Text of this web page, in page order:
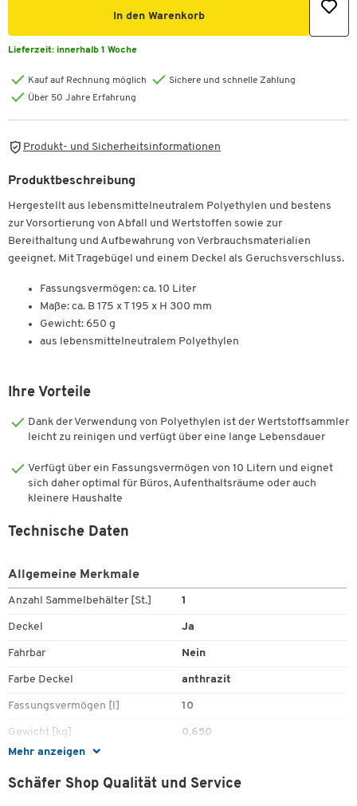
In den Warenkorb
Lieferzeit: innerhalb 1 Woche
Kauf auf Rechnung möglich
Sichere und schnelle Zahlung
Über 50 Jahre Erfahrung
Produkt- und Sicherheitsinformationen
Produktbeschreibung
Hergestellt aus lebensmittelneutralem Polyethylen und bestens
zur Vorsortierung von Abfall und Wertstoffen sowie zur
Bereithaltung und Aufbewahrung von Verbrauchsmaterialien
geeignet. Mit Tragebügel und einem Deckel als Geruchsverschluss.
Fassungsvermögen: ca. 10 Liter
Maße: ca. B 175 x T 195 x H 300 mm
Gewicht: 650 g
aus lebensmittelneutralem Polyethylen
Ihre Vorteile
Dank der Verwendung von Polyethylen ist der Wertstoffsammler
leicht zu reinigen und verfügt über eine lange Lebensdauer
Verfügt über ein Fassungsvermögen von 10 Litern und eignet
sich daher optimal für Büros, Aufenthaltsräume oder auch
kleinere Haushalte
Mehr anzeigen
Technische Daten
Allgemeine Merkmale
Anzahl Sammelbehälter [St.] 1
Deckel Ja
Fahrbar Nein
Farbe Deckel anthrazit
Fassungsvermögen [l] 10
Gewicht [kg] 0,650
Griff
Höhe [mm] 300
Schäfer Shop Qualität und Service